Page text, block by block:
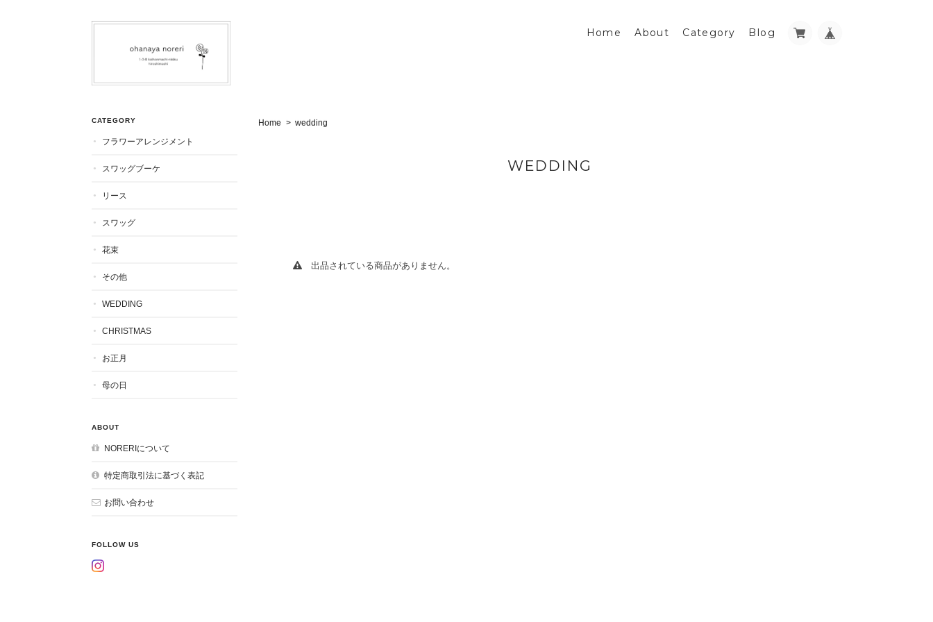
Home About Category Blog
Home wedding
WEDDING
出品されている商品がありません。
CATEGORY
フラワーアレンジメント
スワッグブーケ
リース
スワッグ
花束
その他
WEDDING
CHRISTMAS
お正月
母の日
ABOUT
NORERIについて
特定商取引法に基づく表記
お問い合わせ
FOLLOW US